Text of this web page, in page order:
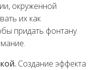
окруженной
их как
придать фонтану
Создание эффекта